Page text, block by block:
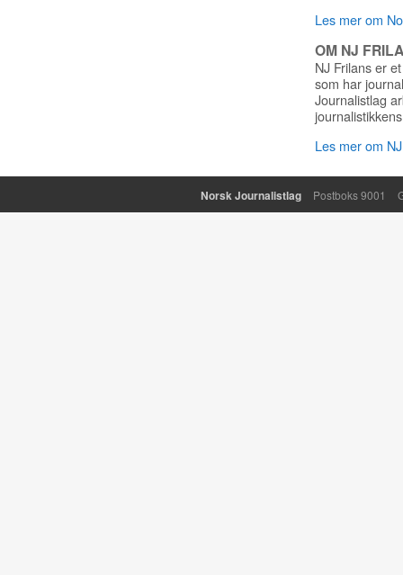
Les mer om
OM NJ
NJ Frilans er
som har
Journalistlag
Les mer om
Norsk Journalistlag Postboks 9001